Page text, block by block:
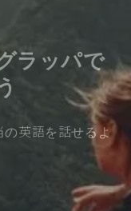
ラッパで
英語を話せるよ